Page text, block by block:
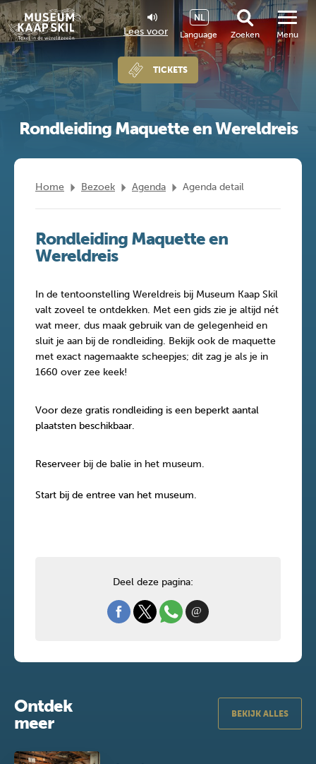
Lees voor Language
NL
Zoeken
TICKETS
Menu
Rondleiding Maquette en Wereldreis
Home Bezoek Agenda Agenda detail
Rondleiding Maquette en
Wereldreis
In de tentoonstelling Wereldreis bij Museum Kaap Skil
valt zoveel te ontdekken. Met een gids zie je altijd nét
wat meer, dus maak gebruik van de gelegenheid en
sluit je aan bij de rondleiding. Bekijk ook de maquette
met exact nagemaakte scheepjes; dit zag je als je in
1660 over zee keek!
Voor deze gratis rondleiding is een beperkt aantal
plaatsten beschikbaar.
Reserveer bij de balie in het museum.
Start bij de entree van het museum.
Deel deze pagina:
Ontdek
meer
BEKIJK ALLES